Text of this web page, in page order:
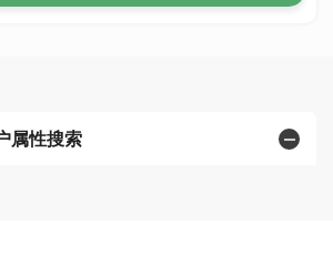
属性搜索